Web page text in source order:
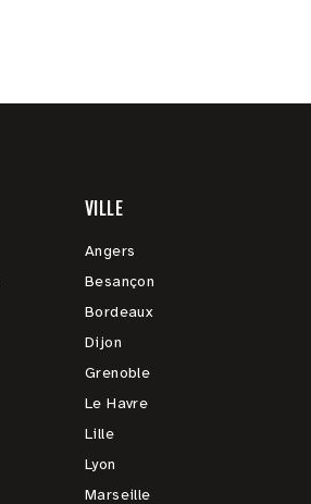
VILLE
Angers
Besançon
Bordeaux
Dijon
Grenoble
Le Havre
Lille
Lyon
Marseille